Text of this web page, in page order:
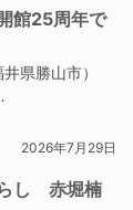
館25周年で
県勝山市）
2026年7月29日
し 赤堀楠